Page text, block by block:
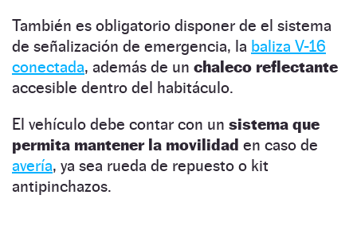
También es obligatorio disponer de el sistema
de señalización de emergencia, la baliza V-16
conectada, además de un chaleco reflectante
accesible dentro del habitáculo.
El vehículo debe contar con un sistema que
permita mantener la movilidad en caso de
avería, ya sea rueda de repuesto o kit
antipinchazos.